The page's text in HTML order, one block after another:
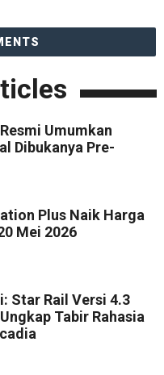
Umumkan
Dibukanya Pre-
Plus Naik Harga
Mei 2026
Star Rail Versi 4.3
Tabir Rahasia